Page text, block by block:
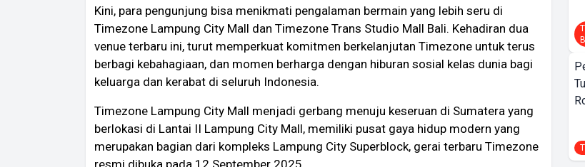
Kini, para pengunjung bisa menikmati pengalaman bermain yang lebih seru di
Timezone Lampung City Mall dan Timezone Trans Studio Mall Bali. Kehadiran dua
venue terbaru ini, turut memperkuat komitmen berkelanjutan Timezone untuk terus
berbagi kebahagiaan, dan momen berharga dengan hiburan sosial kelas dunia bagi
keluarga dan kerabat di seluruh Indonesia.
Timezone Lampung City Mall menjadi gerbang menuju keseruan di Sumatera yang
berlokasi di Lantai II Lampung City Mall, memiliki pusat gaya hidup modern yang
merupakan bagian dari kompleks Lampung City Superblock, gerai terbaru Timezone